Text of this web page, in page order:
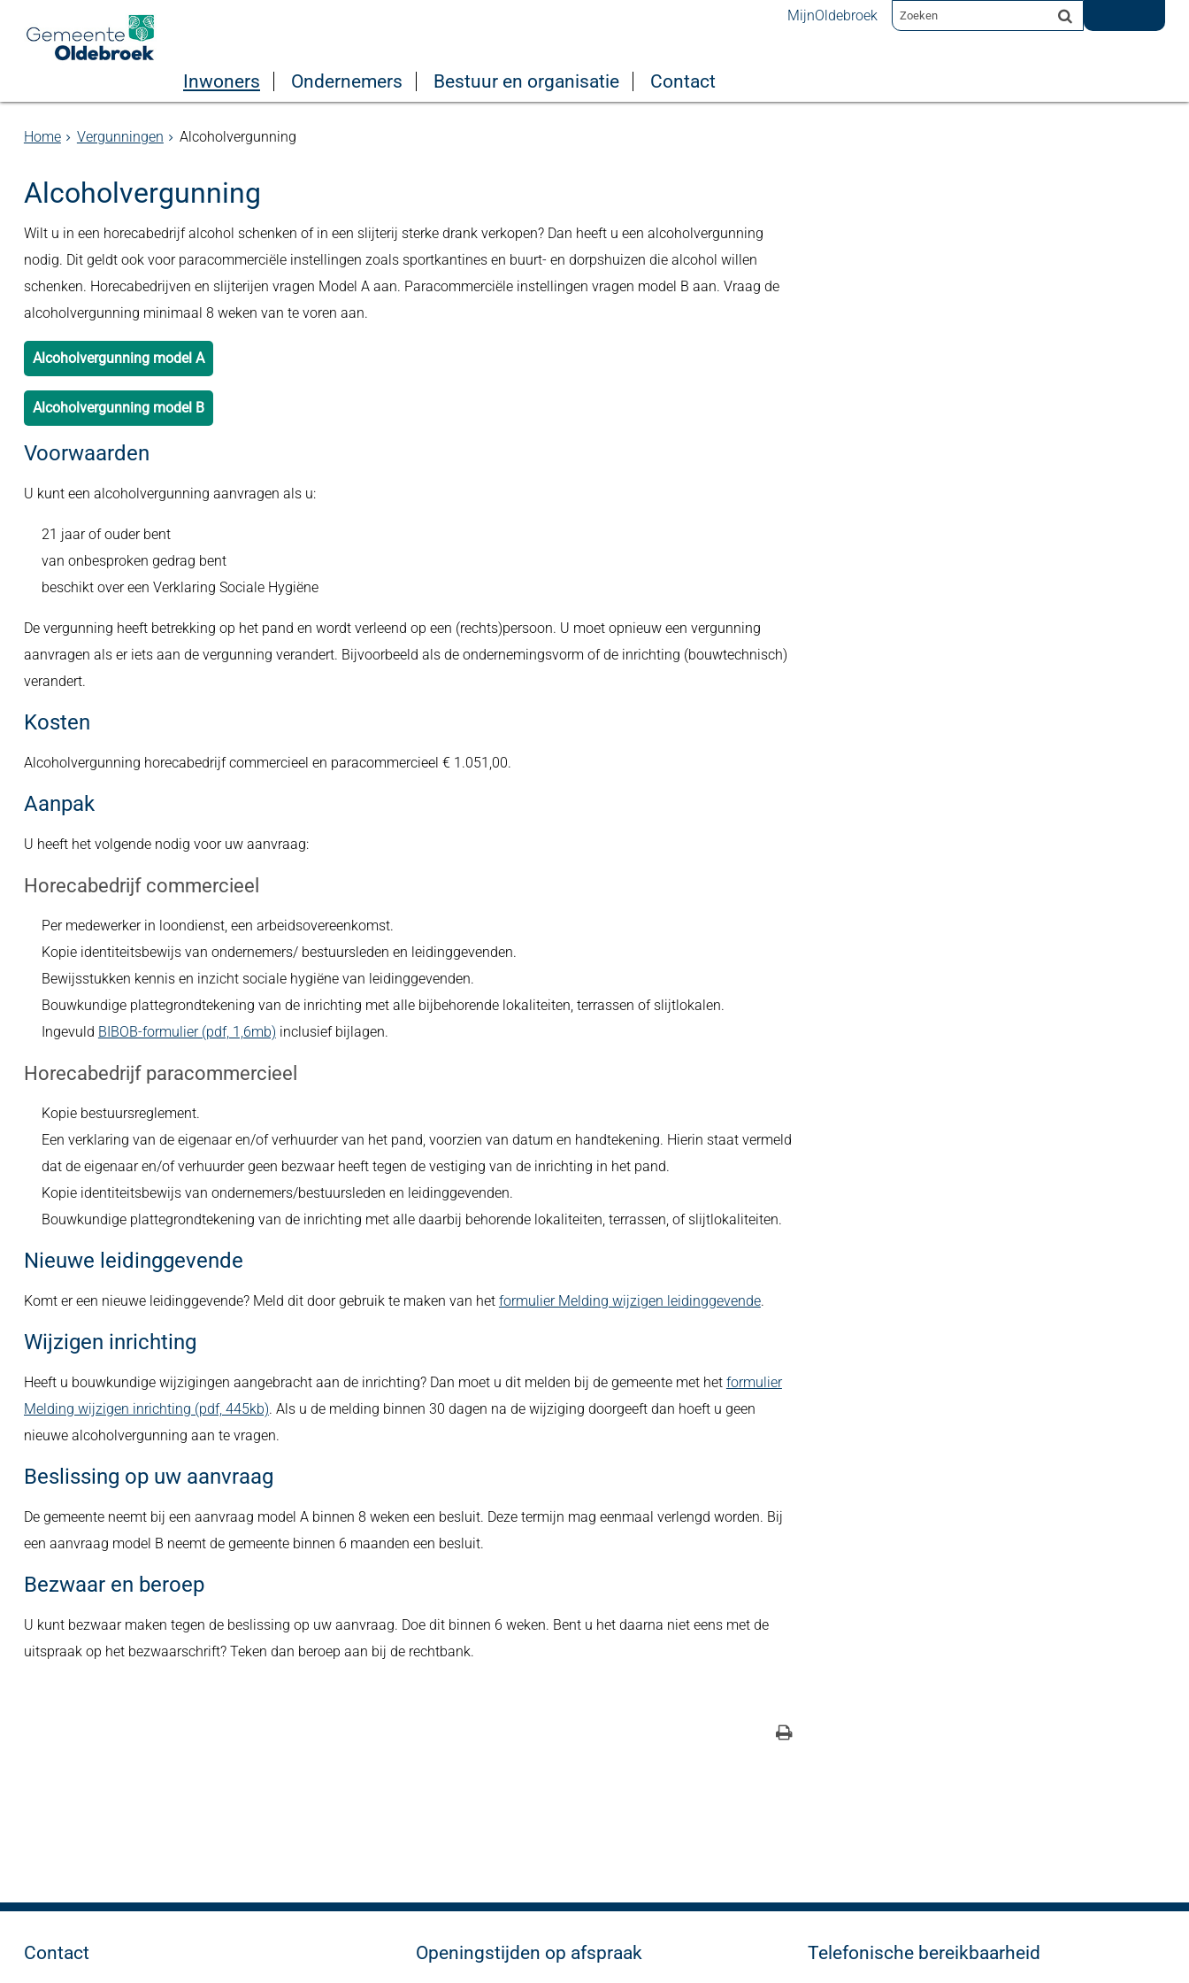
MijnOldebroek
Inwoners Ondernemers Bestuur en organisatie Contact
Home Vergunningen Alcoholvergunning
Alcoholvergunning
Wilt u in een horecabedrijf alcohol schenken of in een slijterij sterke drank verkopen? Dan heeft u een alcoholvergunning
nodig. Dit geldt ook voor paracommerciële instellingen zoals sportkantines en buurt- en dorpshuizen die alcohol willen
schenken. Horecabedrijven en slijterijen vragen Model A aan. Paracommerciële instellingen vragen model B aan. Vraag de
alcoholvergunning minimaal 8 weken van te voren aan.
Alcoholvergunning model A
Alcoholvergunning model B
Voorwaarden
U kunt een alcoholvergunning aanvragen als u:
21 jaar of ouder bent
van onbesproken gedrag bent
beschikt over een Verklaring Sociale Hygiëne
De vergunning heeft betrekking op het pand en wordt verleend op een (rechts)persoon. U moet opnieuw een vergunning
aanvragen als er iets aan de vergunning verandert. Bijvoorbeeld als de ondernemingsvorm of de inrichting (bouwtechnisch)
verandert.
Kosten
Alcoholvergunning horecabedrijf commercieel en paracommercieel € 1.051,00.
Aanpak
U heeft het volgende nodig voor uw aanvraag:
Horecabedrijf commercieel
Per medewerker in loondienst, een arbeidsovereenkomst.
Kopie identiteitsbewijs van ondernemers/ bestuursleden en leidinggevenden.
Bewijsstukken kennis en inzicht sociale hygiëne van leidinggevenden.
Bouwkundige plattegrondtekening van de inrichting met alle bijbehorende lokaliteiten, terrassen of slijtlokalen.
Ingevuld BIBOB-formulier (pdf, 1,6mb) inclusief bijlagen.
Horecabedrijf paracommercieel
Kopie bestuursreglement.
Een verklaring van de eigenaar en/of verhuurder van het pand, voorzien van datum en handtekening. Hierin staat vermeld
dat de eigenaar en/of verhuurder geen bezwaar heeft tegen de vestiging van de inrichting in het pand.
Kopie identiteitsbewijs van ondernemers/bestuursleden en leidinggevenden.
Bouwkundige plattegrondtekening van de inrichting met alle daarbij behorende lokaliteiten, terrassen, of slijtlokaliteiten.
Nieuwe leidinggevende
Komt er een nieuwe leidinggevende? Meld dit door gebruik te maken van het formulier Melding wijzigen leidinggevende.
Wijzigen inrichting
Heeft u bouwkundige wijzigingen aangebracht aan de inrichting? Dan moet u dit melden bij de gemeente met het formulier
Melding wijzigen inrichting (pdf, 445kb). Als u de melding binnen 30 dagen na de wijziging doorgeeft dan hoeft u geen
nieuwe alcoholvergunning aan te vragen.
Beslissing op uw aanvraag
De gemeente neemt bij een aanvraag model A binnen 8 weken een besluit. Deze termijn mag eenmaal verlengd worden. Bij
een aanvraag model B neemt de gemeente binnen 6 maanden een besluit.
Bezwaar en beroep
U kunt bezwaar maken tegen de beslissing op uw aanvraag. Doe dit binnen 6 weken. Bent u het daarna niet eens met de
uitspraak op het bezwaarschrift? Teken dan beroep aan bij de rechtbank.
Contact Openingstijden op afspraak Telefonische bereikbaarheid